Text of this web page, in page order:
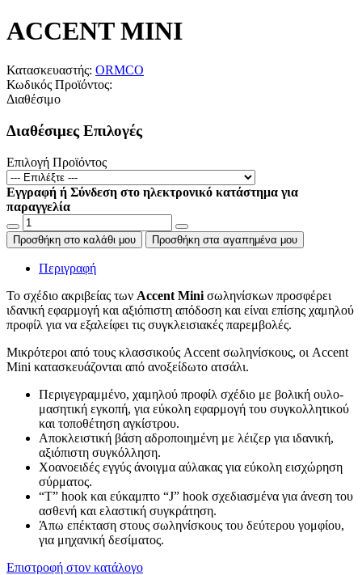
ACCENT MINI
Κατασκευαστής: ORMCO
Κωδικός Προϊόντος:
Διαθέσιμο
Διαθέσιμες Επιλογές
Επιλογή Προϊόντος
Εγγραφή ή Σύνδεση στο ηλεκτρονικό κατάστημα για
παραγγελία
Προσθήκη στο καλάθι μου Προσθήκη στα αγαπημένα μου
Περιγραφή
Το σχέδιο ακριβείας των Accent Mini σωληνίσκων προσφέρει
ιδανική εφαρμογή και αξιόπιστη απόδοση και είναι επίσης χαμηλού
προφίλ για να εξαλείφει τις συγκλεισιακές παρεμβολές.
Μικρότεροι από τους κλασσικούς Accent σωληνίσκους, οι Accent
Mini κατασκευάζονται από ανοξείδωτο ατσάλι.
Περιγεγραμμένο, χαμηλού προφίλ σχέδιο με βολική ουλο-
μασητική εγκοπή, για εύκολη εφαρμογή του συγκολλητικού
και τοποθέτηση αγκίστρου.
Αποκλειστική βάση αδροποιημένη με λέιζερ για ιδανική,
αξιόπιστη συγκόλληση.
Χοανοειδές εγγύς άνοιγμα αύλακας για εύκολη εισχώρηση
σύρματος.
“T” hook και εύκαμπτο “J” hook σχεδιασμένα για άνεση του
ασθενή και ελαστική συγκράτηση.
Άπω επέκταση στους σωληνίσκους του δεύτερου γομφίου,
για μηχανική δεσίματος.
Επιστροφή στον κατάλογο